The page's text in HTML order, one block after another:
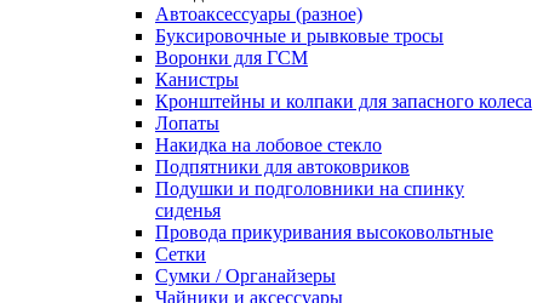
Автоаксессуары (разное)
Буксировочные и рывковые тросы
Воронки для ГСМ
Канистры
Кронштейны и колпаки для запасного колеса
Лопаты
Накидка на лобовое стекло
Подпятники для автоковриков
Подушки и подголовники на спинку
сиденья
Провода прикуривания высоковольтные
Сетки
Сумки / Органайзеры
Чайники и аксессуары